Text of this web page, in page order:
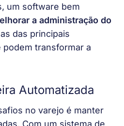
um software bem
a administração do
das principais
transformar a
Automatizada
no varejo é manter
Com um sistema de